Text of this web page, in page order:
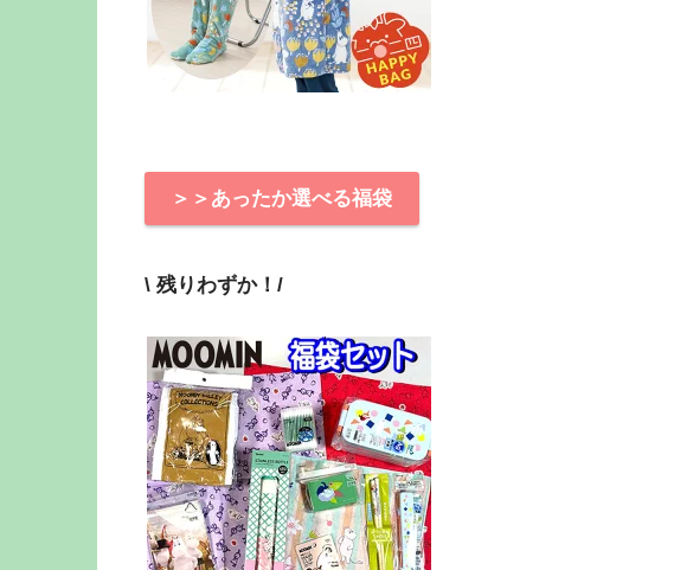
＞＞あったか選べる福袋
\ 残りわずか！/